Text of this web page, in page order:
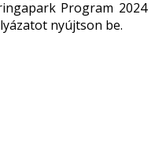
Program 2024
nyújtson be.